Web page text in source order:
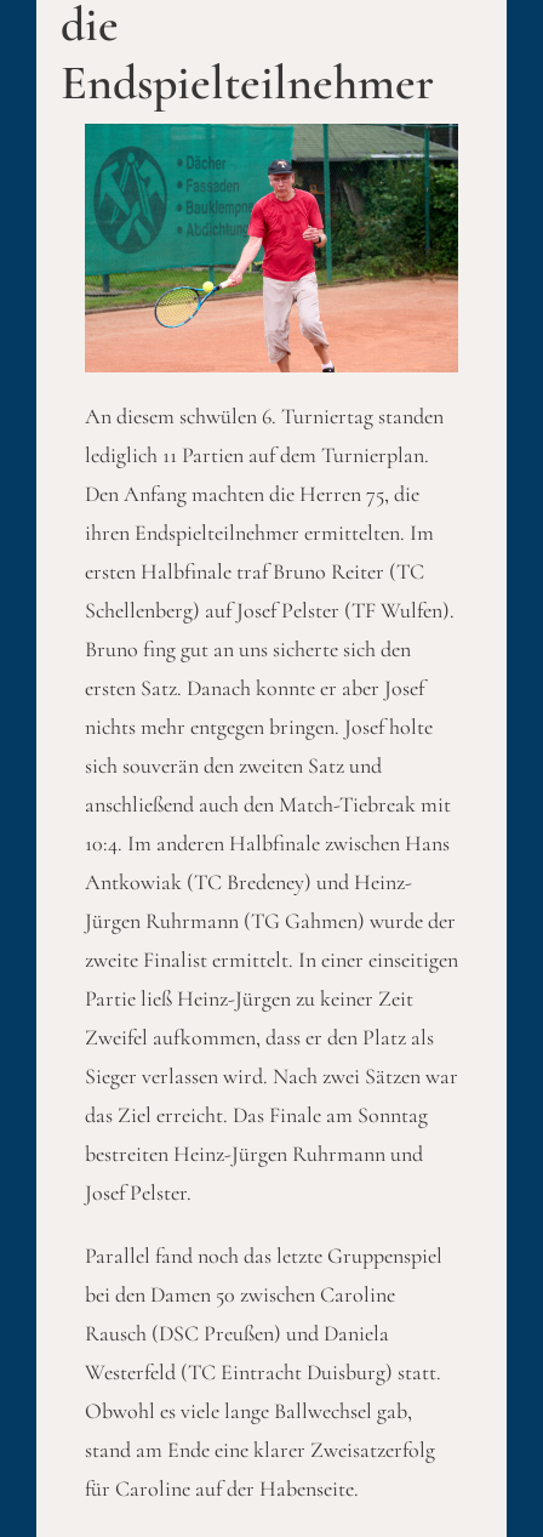
die
Endspielteilnehmer
An diesem schwülen 6. Turniertag standen
lediglich 11 Partien auf dem Turnierplan.
Den Anfang machten die Herren 75, die
ihren Endspielteilnehmer ermittelten. Im
ersten Halbfinale traf Bruno Reiter (TC
Schellenberg) auf Josef Pelster (TF Wulfen).
Bruno fing gut an uns sicherte sich den
ersten Satz. Danach konnte er aber Josef
nichts mehr entgegen bringen. Josef holte
sich souverän den zweiten Satz und
anschließend auch den Match-Tiebreak mit
10:4. Im anderen Halbfinale zwischen Hans
Antkowiak (TC Bredeney) und Heinz-
Jürgen Ruhrmann (TG Gahmen) wurde der
zweite Finalist ermittelt. In einer einseitigen
Partie ließ Heinz-Jürgen zu keiner Zeit
Zweifel aufkommen, dass er den Platz als
Sieger verlassen wird. Nach zwei Sätzen war
das Ziel erreicht. Das Finale am Sonntag
bestreiten Heinz-Jürgen Ruhrmann und
Josef Pelster.
Parallel fand noch das letzte Gruppenspiel
bei den Damen 50 zwischen Caroline
Rausch (DSC Preußen) und Daniela
Westerfeld (TC Eintracht Duisburg) statt.
Obwohl es viele lange Ballwechsel gab,
stand am Ende eine klarer Zweisatzerfolg
für Caroline auf der Habenseite.